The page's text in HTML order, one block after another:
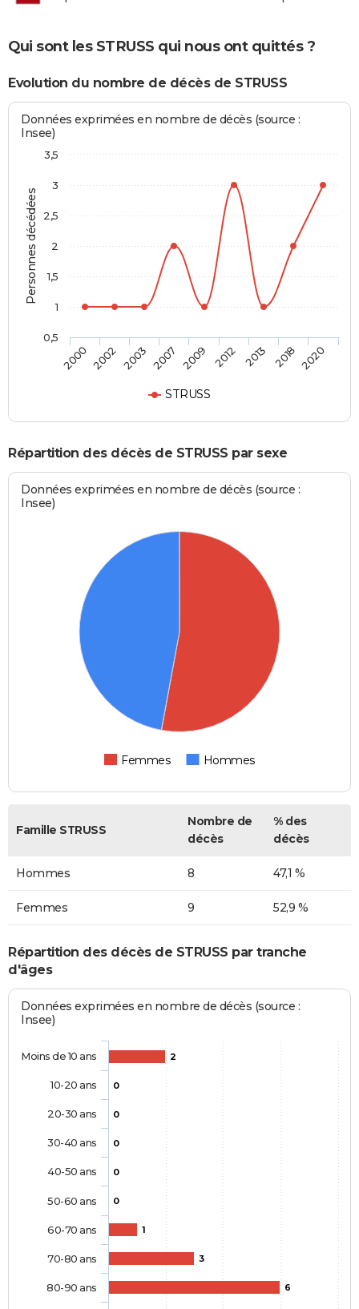
Qui sont les STRUSS qui nous ont quittés ?
Evolution du nombre de décès de STRUSS
Personnes décédées
Données exprimées en nombre de décès (source :
Insee)
STRUSS
2000 2002 2003 2007 2009 2012 2013 2018 2020
0,5
1
1,5
2
2,5
3
3,5
Répartition des décès de STRUSS par sexe
Données exprimées en nombre de décès (source :
Insee)
Femmes Hommes
Famille STRUSS
Nombre de
décès
% des
décès
Hommes 8 47,1 %
Femmes 9 52,9 %
Répartition des décès de STRUSS par tranche
d'âges
Données exprimées en nombre de décès (source :
Insee)
2
0
0
0
0
0
1
3
6
Moins de 10 ans
10-20 ans
20-30 ans
30-40 ans
40-50 ans
50-60 ans
60-70 ans
70-80 ans
80-90 ans